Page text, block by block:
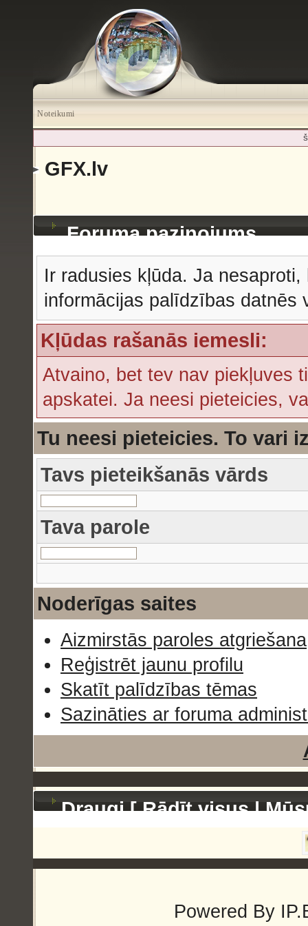
Noteikumi
GFX.lv
Foruma paziņojums
Ir radusies kļūda. Ja
informācijas palīdzības datnēs
Kļūdas rašanās iemesli:
Atvaino, bet tev nav piekļuves
apskatei. Ja neesi pieteicies,
Tu neesi pieteicies. To vari
Tavs pieteikšanās vārds
Tava parole
Noderīgas saites
Aizmirstās paroles atgriešana
Reģistrēt jaunu profilu
Skatīt palīdzības tēmas
Sazināties ar foruma
Draugi [Rādīt visus|
Powered By